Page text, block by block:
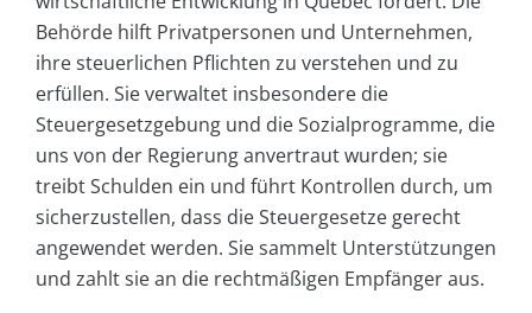
Behörde hilft Privatpersonen und Unternehmen,
ihre steuerlichen Pflichten zu verstehen und zu
erfüllen. Sie verwaltet insbesondere die
Steuergesetzgebung und die Sozialprogramme, die
uns von der Regierung anvertraut wurden; sie
treibt Schulden ein und führt Kontrollen durch, um
sicherzustellen, dass die Steuergesetze gerecht
angewendet werden. Sie sammelt Unterstützungen
und zahlt sie an die rechtmäßigen Empfänger aus.